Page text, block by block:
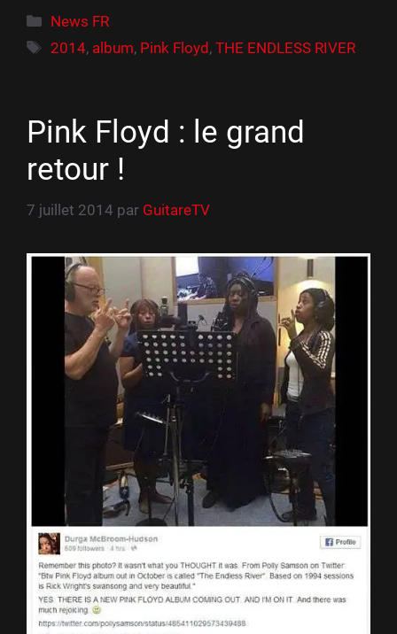
Catégories
News FR
Étiquettes
2014, album, Pink Floyd ,THE ENDLESS RIVER
Pink Floyd : le grand
retour !
7 juillet 2014 par GuitareTV